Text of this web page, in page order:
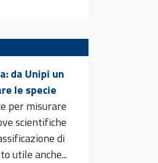
da Unipi un
le specie
per misurare
scientifiche
di
utile anche...